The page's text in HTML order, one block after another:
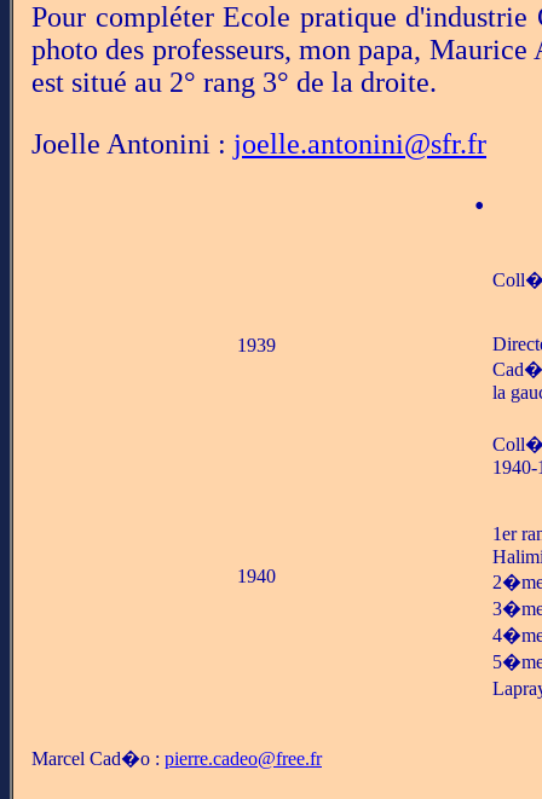
Pour compléter Ecole pratique
photo des professeurs, mon papa,
est situé au 2° rang 3° de la droite.
Joelle Antonini : joelle.antonini@sfr.fr
•
1939
la
1940
1940-
1er
2�me
3�me
4�me
5�me
Marcel Cad�o : pierre.cadeo@free.fr